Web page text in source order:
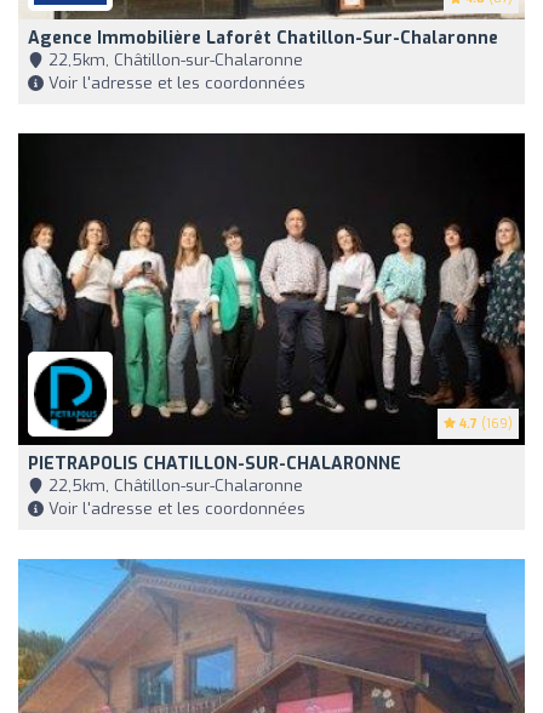
Agence Immobilière Laforêt Chatillon-Sur-Chalaronne
22,5km, Châtillon-sur-Chalaronne
Voir l'adresse et les coordonnées
4.7 (169)
PIETRAPOLIS CHATILLON-SUR-CHALARONNE
22,5km, Châtillon-sur-Chalaronne
Voir l'adresse et les coordonnées